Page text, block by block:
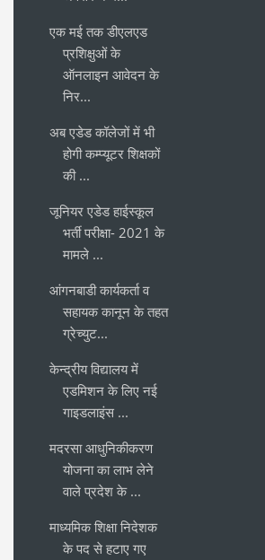
एक मई तक डीएलएड
प्रशिक्षुओं के
ऑनलाइन आवेदन के
निर...
अब एडेड कॉलेजों में भी
होगी कम्प्यूटर शिक्षकों
की ...
जूनियर एडेड हाईस्कूल
भर्ती परीक्षा- 2021 के
मामले ...
आंगनबाडी कार्यकर्ता व
सहायक कानून के तहत
ग्रेच्युट...
केन्द्रीय विद्यालय में
एडमिशन के लिए नई
गाइडलाइंस ...
मदरसा आधुनिकीकरण
योजना का लाभ लेने
वाले प्रदेश के ...
माध्यमिक शिक्षा निदेशक
के पद से हटाए गए